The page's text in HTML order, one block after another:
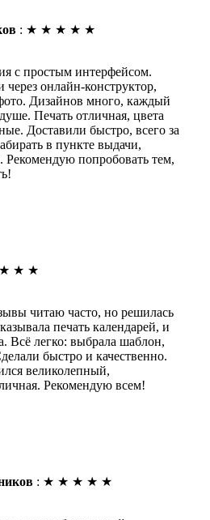
: ★ ★ ★ ★ ★
с простым интерфейсом.
через онлайн-конструктор,
Дизайнов много, каждый
Печать отличная, цвета
Доставили быстро, всего за
в пункте выдачи,
Рекомендую попробовать тем,
★ ★ ★
читаю часто, но решилась
печать календарей, и
Всё легко: выбрала шаблон,
быстро и качественно.
великолепный,
Рекомендую всем!
: ★ ★ ★ ★ ★